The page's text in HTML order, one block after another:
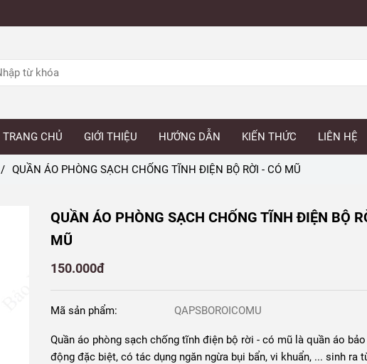
TRANG CHỦ GIỚI THIỆU HƯỚNG DẪN KIẾN THỨC LIÊN HỆ
/ QUẦN ÁO PHÒNG SẠCH CHỐNG TĨNH ĐIỆN BỘ RỜI - CÓ MŨ
QUẦN ÁO PHÒNG SẠCH CHỐNG TĨNH ĐIỆN BỘ
MŨ
150.000đ
Mã sản phẩm: QAPSBOROICOMU
Quần áo phòng sạch chống tĩnh điện bộ rời - có mũ là quần áo
động đặc biệt, có tác dụng ngăn ngừa bụi bẩn, vi khuẩn, ... sinh ra